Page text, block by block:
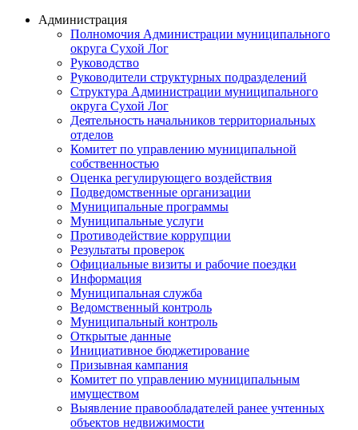
Администрация
Полномочия Администрации муниципального
округа Сухой Лог
Руководство
Руководители структурных подразделений
Структура Администрации муниципального
округа Сухой Лог
Деятельность начальников территориальных
отделов
Комитет по управлению муниципальной
собственностью
Оценка регулирующего воздействия
Подведомственные организации
Муниципальные программы
Муниципальные услуги
Противодействие коррупции
Результаты проверок
Официальные визиты и рабочие поездки
Информация
Муниципальная служба
Ведомственный контроль
Муниципальный контроль
Открытые данные
Инициативное бюджетирование
Призывная кампания
Комитет по управлению муниципальным
имуществом
Выявление правообладателей ранее учтенных
объектов недвижимости